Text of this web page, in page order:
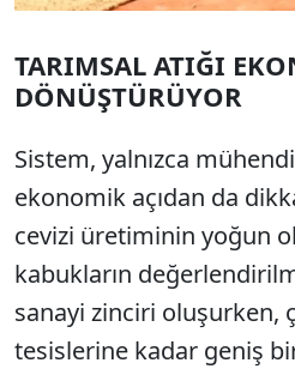
TARIMSAL ATIĞI
DÖNÜŞTÜRÜYOR
Sistem, yalnızca
ekonomik açıdan da
cevizi üretiminin yoğun
kabukların
sanayi zinciri oluşurken,
tesislerine kadar geniş